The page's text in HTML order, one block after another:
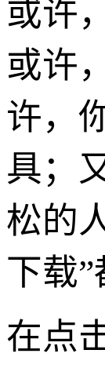
或许
或许
许，
具；
松的
下载
在点